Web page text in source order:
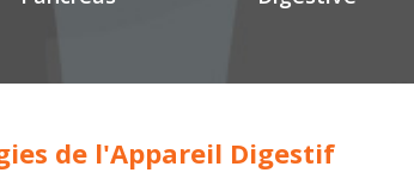
de l'Appareil Digestif